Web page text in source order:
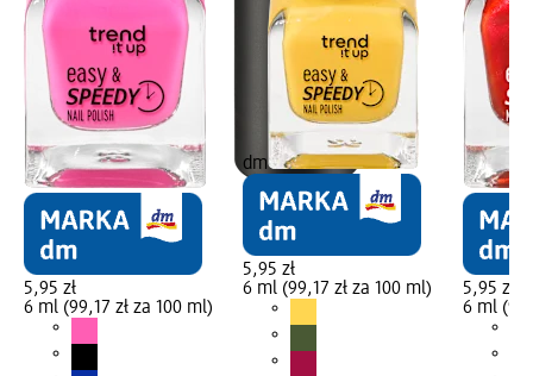
5,95 zł
6 ml (99,17 zł za 100 ml)
dm
5,95 zł
6 ml (99,17 zł za 100 ml)
5,95 zł
6 ml